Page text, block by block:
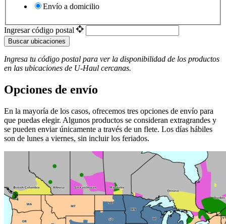
Envío a domicilio
Ingresar código postal
Buscar ubicaciones
Ingresa tu código postal para ver la disponibilidad de los productos
en las ubicaciones de U-Haul ​​​​​​​ cercanas.
Opciones de envío
En la mayoría de los casos, ofrecemos tres opciones de envío para
que puedas elegir. Algunos productos se consideran extragrandes y
se pueden enviar únicamente a través de un flete. Los días hábiles
son de lunes a viernes, sin incluir los feriados.